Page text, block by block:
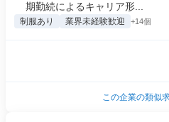
期勤続によるキャリア形...
制服あり 業界未経験歓迎 +14個
この企業の類似